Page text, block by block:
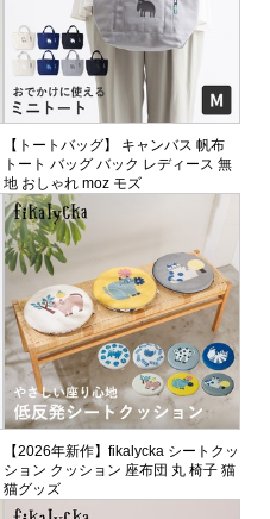
【トートバッグ】 キャンバス 帆布
トート バッグ バック レディース 無
地 おしゃれ moz モズ
【2026年新作】fikalycka シートクッ
ション クッション 座布団 丸 椅子 猫
猫グッズ